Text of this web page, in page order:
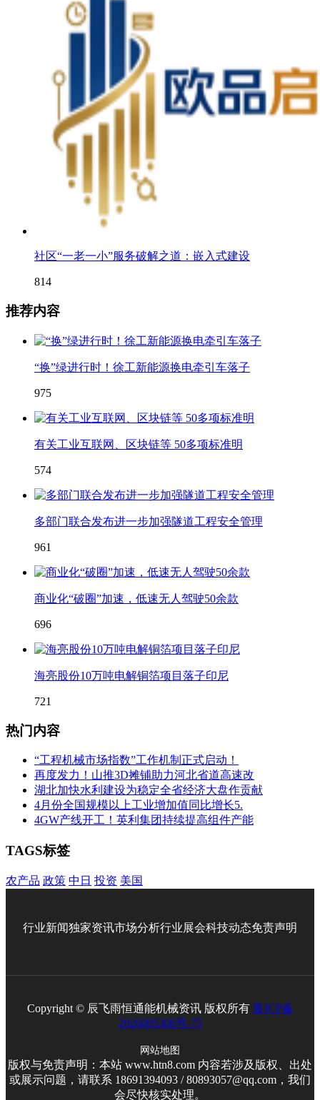
社区“一老一小”服务破解之道：嵌入式建设
814
推荐内容
“换”绿进行时！徐工新能源换电牵引车落子
975
有关工业互联网、区块链等 50多项标准明
574
多部门联合发布进一步加强隧道工程安全管理
961
商业化“破圈”加速，低速无人驾驶50余款
696
海亮股份10万吨电解铜箔项目落子印尼
721
热门内容
“工程机械市场指数”工作机制正式启动！
再度发力！山推3D摊铺助力河北省道高速改
湖北加快水利建设为稳定全省经济大盘作贡献
4月份全国规模以上工业增加值同比增长5.
4GW产线开工！英利集团持续提高组件产能
TAGS标签
农产品 政策 中日 投资 美国
行业新闻独家资讯市场分析行业展会科技动态免责声明
Copyright © 辰飞雨恒通能机械资讯 版权所有 鲁ICP备
2026005306号-75
网站地图
版权与免责声明：本站 www.htn8.com 内容若涉及版权、出处
或展示问题，请联系 18691394093 / 80893057@qq.com，我们
会尽快核实处理。